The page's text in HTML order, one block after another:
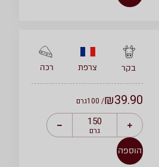
בקר צרפת רכה
₪39.90
/ 100 גרם
גרם
הוספה